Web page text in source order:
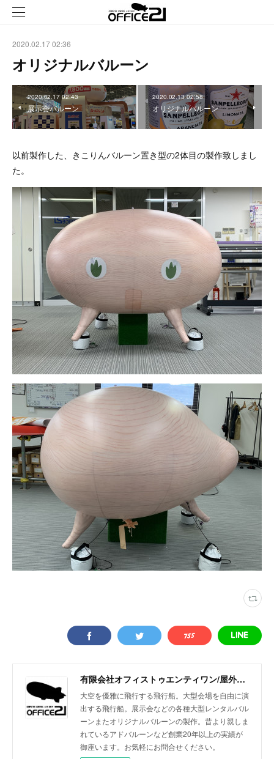
2020.02.17 02:36
オリジナルバルーン
2020.02.17 02:43
展示会バルーン
2020.02.13 02:58
オリジナルバルーン
以前製作した、きこりんバルーン置き型の2体目の製作致しまし
た。
有限会社オフィストゥエンティワン/屋外・屋内飛行船/大型バルーン/アドバルーン/バルーン装飾等イベント装飾
大空を優雅に飛行する飛行船。大型会場を自由に演
出する飛行船。展示会などの各種大型レンタルバル
ーンまたオリジナルバルーンの製作。昔より親しま
れているアドバルーンなど創業20年以上の実績が
御座います。お気軽にお問合せください。